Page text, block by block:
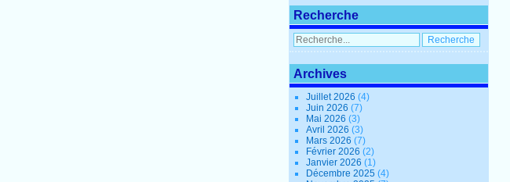
Recherche
Archives
Juillet 2026(4)
Juin 2026(7)
Mai 2026(3)
Avril 2026(3)
Mars 2026(7)
Février 2026(2)
Janvier 2026(1)
Décembre 2025(4)